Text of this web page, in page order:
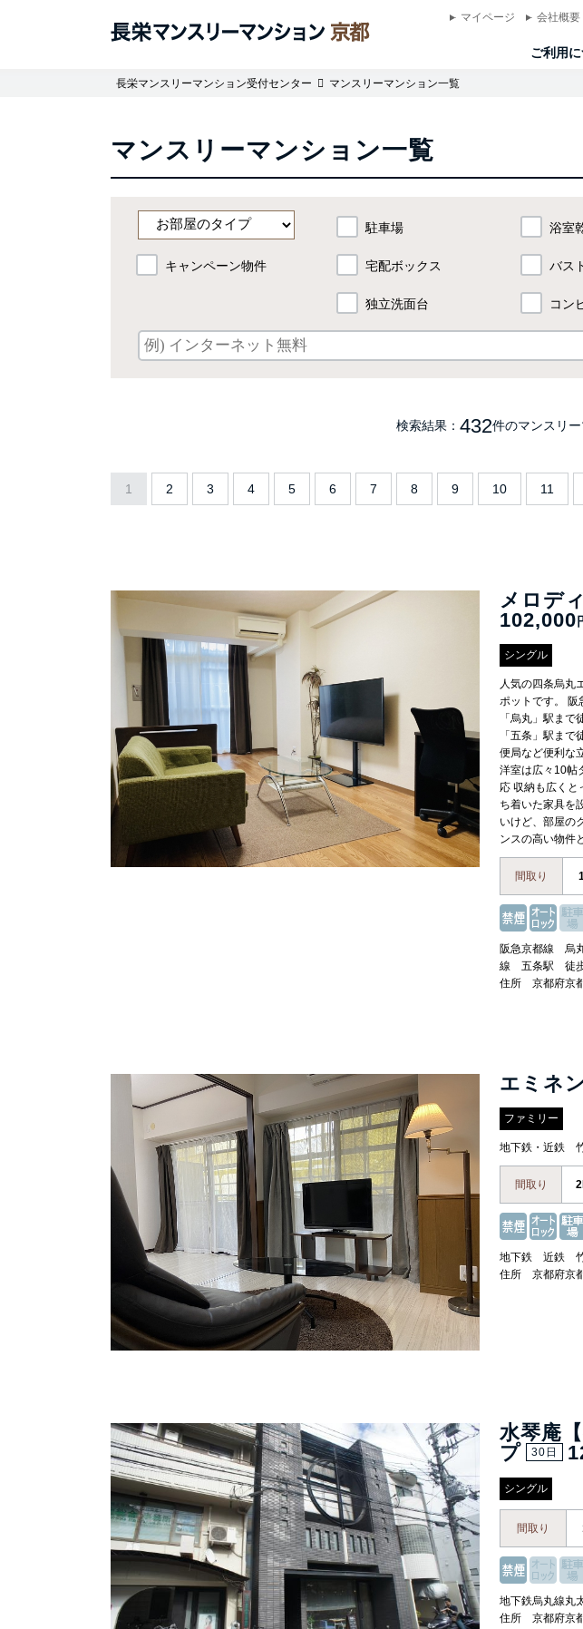
マイページ 会社概要
ご利用
長栄マンスリーマンション受付センター マンスリーマンション一覧
マンスリーマンション一覧
キャンペーン物件
駐車場 浴室
宅配ボックス バス
独立洗面台 コン
検索結果： 432件のマンスリ
1 2 3 4 5 6 7 8 9 10 11
メロデ
102,000
シングル
人気の四条烏丸
ポットです。
「烏丸」駅ま
「五条」駅ま
便局など便利な
洋室は広々10帖
応 収納も広く
ち着いた家具を
いけど、部屋の
ンスの高い物件
間取り
阪急京都線 烏
線 五条駅 徒
住所 京都府京
エミネ
ファミリー
地下鉄・近鉄
間取り
地下鉄 近鉄
住所 京都府京
水琴庵
プ
30日
シングル
間取り
地下鉄烏丸線丸
住所 京都府京